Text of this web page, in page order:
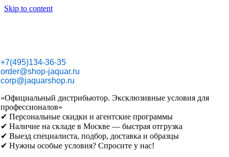
Skip to content
+7(495)134-36-35
order@shop-jaquar.ru
corp@jaquarshop.ru
«Официальный дистрибьютор. Эксклюзивные условия для
профессионалов»
✔ Персональные скидки и агентские программы
✔ Наличие на складе в Москве — быстрая отгрузка
✔ Выезд специалиста, подбор, доставка и образцы
✔ Нужны особые условия? Спросите у нас!